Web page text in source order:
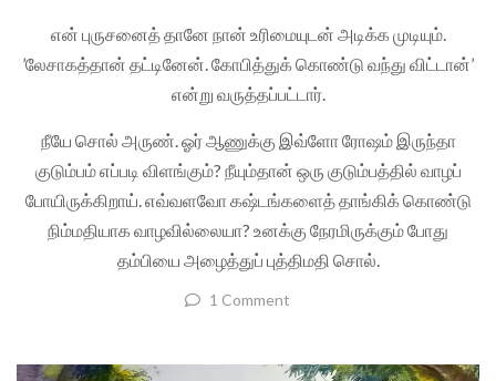
என் புருசனைத் தானே நான் உரிமையுடன் அடிக்க முடியும்.
’லேசாகத்தான் தட்டினேன். கோபித்துக் கொண்டு வந்து விட்டான்’
என்று வருத்தப்பட்டார்.
நீயே சொல் அருண். ஓர் ஆணுக்கு இவ்ளோ ரோஷம் இருந்தா
குடும்பம் எப்படி விளங்கும்? நீயும்தான் ஒரு குடும்பத்தில் வாழப்
போயிருக்கிறாய். எவ்வளவோ கஷ்டங்களைத் தாங்கிக் கொண்டு
நிம்மதியாக வாழவில்லையா? உனக்கு நேரமிருக்கும் போது
தம்பியை அழைத்துப் புத்திமதி சொல்.
1 Comment